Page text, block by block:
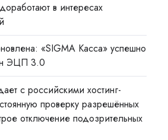
в интересах
«SIGMA Касса» успешно
ЭЦП 3.0
с российскими хостинг-
проверку разрешённых
отключение подозрительных